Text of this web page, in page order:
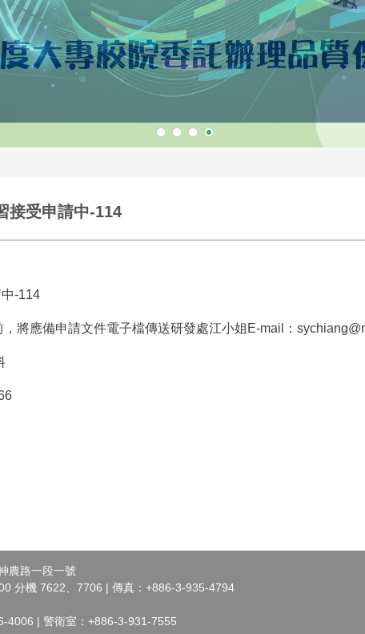
接受申請中-114
-114
將應備申請文件電子檔傳送研發處江小姐E-mail：
農路一段一號
分機 7622、7706 | 傳真：+886-3-935-4794
4006 | 警衛室：+886-3-931-7555